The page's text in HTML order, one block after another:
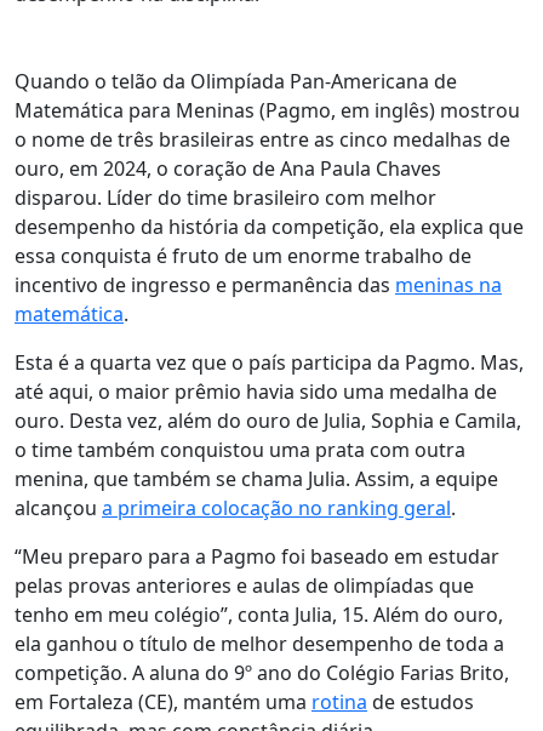
Quando o telão da Olimpíada Pan-Americana de
Matemática para Meninas (Pagmo, em inglês) mostrou
o nome de três brasileiras entre as cinco medalhas de
ouro, em 2024, o coração de Ana Paula Chaves
disparou. Líder do time brasileiro com melhor
desempenho da história da competição, ela explica que
essa conquista é fruto de um enorme trabalho de
incentivo de ingresso e permanência das meninas na
matemática.
Esta é a quarta vez que o país participa da Pagmo. Mas,
até aqui, o maior prêmio havia sido uma medalha de
ouro. Desta vez, além do ouro de Julia, Sophia e Camila,
o time também conquistou uma prata com outra
menina, que também se chama Julia. Assim, a equipe
alcançou a primeira colocação no ranking geral.
“Meu preparo para a Pagmo foi baseado em estudar
pelas provas anteriores e aulas de olimpíadas que
tenho em meu colégio”, conta Julia, 15. Além do ouro,
ela ganhou o título de melhor desempenho de toda a
competição. A aluna do 9º ano do Colégio Farias Brito,
em Fortaleza (CE), mantém uma rotina de estudos